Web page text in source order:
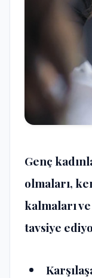
Genç
olmaları,
kalmaları
tavsiye